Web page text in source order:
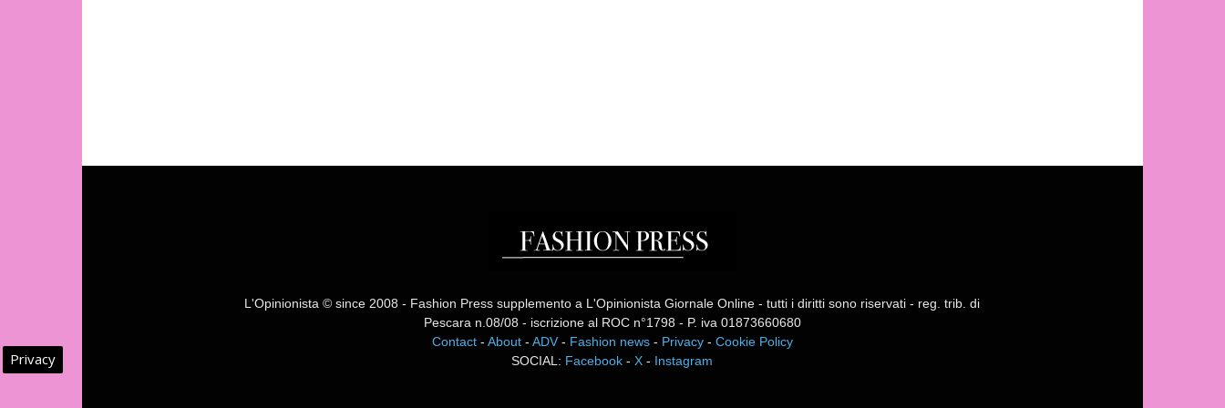
L'Opinionista © since 2008 - Fashion Press supplemento a L'Opinionista Giornale Online - tutti i diritti sono riservati - reg. trib. di
Pescara n.08/08 - iscrizione al ROC n°1798 - P. iva 01873660680
Contact- About- ADV- Fashion news- Privacy- Cookie Policy
SOCIAL: Facebook -X - Instagram
Privacy